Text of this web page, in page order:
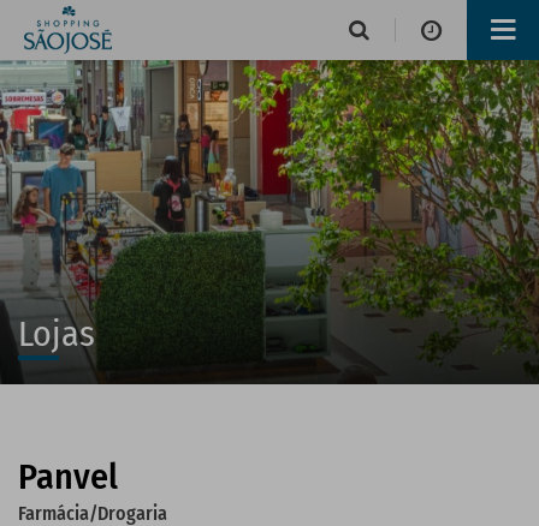
Horário de funcionamento
Lojas
Alimentação e Lazer
Operações de serviços
Lojas
Panvel
Farmácia/Drogaria